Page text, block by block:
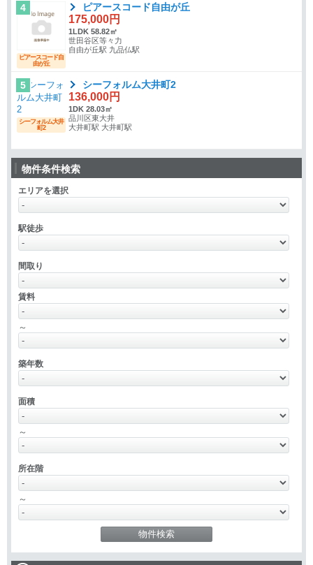
4
ピアースコード自
由が丘
ピアースコード自由が丘
175,000円
1LDK 58.82㎡
世田谷区等々力
自由が丘駅 九品仏駅
5
シーフォルム大井
町2
シーフォルム大井町2
136,000円
1DK 28.03㎡
品川区東大井
大井町駅 大井町駅
物件条件検索
エリアを選択
駅徒歩
間取り
賃料
～
築年数
面積
～
所在階
～